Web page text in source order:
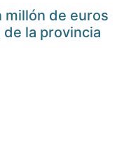
millón de euros
la provincia